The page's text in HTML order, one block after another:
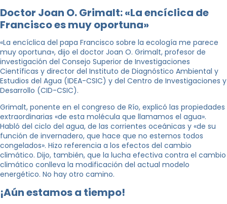
Doctor Joan O. Grimalt: «La encíclica de
Francisco es muy oportuna»
«La encíclica del papa Francisco sobre la ecología me parece
muy oportuna», dijo el doctor Joan O. Grimalt, profesor de
investigación del Consejo Superior de Investigaciones
Científicas y director del Instituto de Diagnóstico Ambiental y
Estudios del Agua (IDEA-CSIC) y del Centro de Investigaciones y
Desarrollo (CID-CSIC).
Grimalt, ponente en el congreso de Río, explicó las propiedades
extraordinarias «de esta molécula que llamamos el agua».
Habló del ciclo del agua, de las corrientes oceánicas y «de su
función de invernadero, que hace que no estemos todos
congelados». Hizo referencia a los efectos del cambio
climático. Dijo, también, que la lucha efectiva contra el cambio
climático conlleva la modificación del actual modelo
energético. No hay otro camino.
¡Aún estamos a tiempo!